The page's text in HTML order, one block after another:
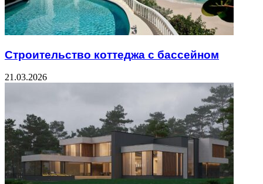
Строительство коттеджа с бассейном
21.03.2026